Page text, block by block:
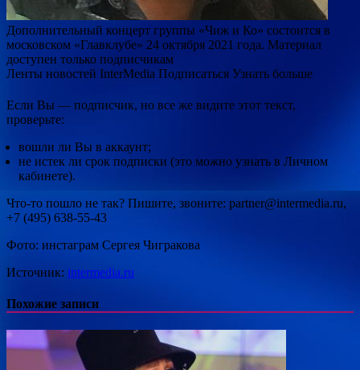
Дополнительный концерт группы «Чиж и Ко» состоится в
московском «Главклубе» 24 октября 2021 года. Материал
доступен только подписчикам
Ленты новостей InterMedia Подписаться Узнать больше
Если Вы — подписчик, но все же видите этот текст,
проверьте:
вошли ли Вы в аккаунт;
не истек ли срок подписки (это можно узнать в Личном
кабинете).
Что-то пошло не так? Пишите, звоните: partner@intermedia.ru,
+7 (495) 638-55-43
Фото: инстаграм Сергея Чигракова
Источник: intermedia.ru
Похожие записи